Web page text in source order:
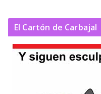
El Cartón de Carbajal